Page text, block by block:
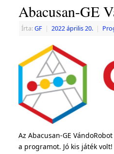
Abacusan-GE
Írta:GF | 2022 április 20. |
Az Abacusan-GE
a programot. Jó kis játék volt!